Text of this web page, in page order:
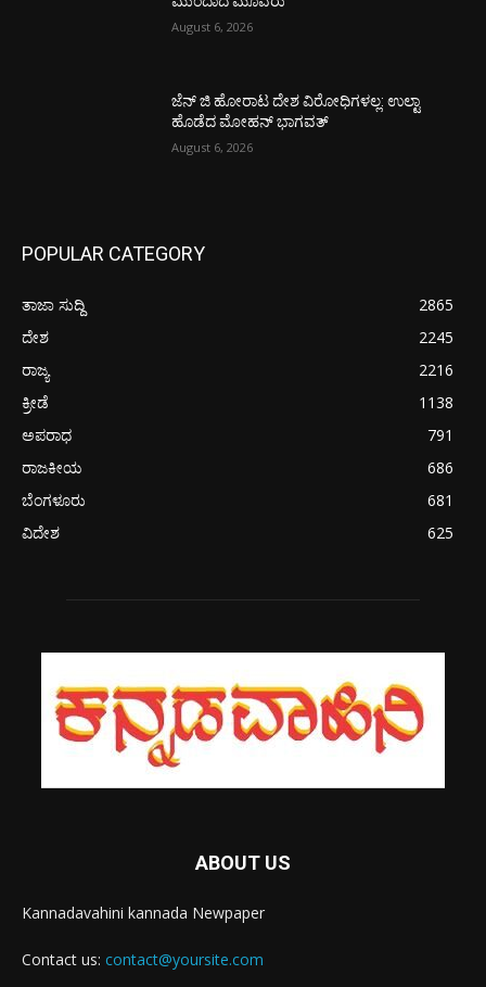
August 6, 2026
ಜೆನ್ ಜಿ ಹೋರಾಟ ದೇಶ ವಿರೋಧಿಗಳಲ್ಲ: ಉಲ್ಟಾ
ಹೊಡೆದ ಮೋಹನ್ ಭಾಗವತ್
August 6, 2026
POPULAR CATEGORY
ತಾಜಾ ಸುದ್ದಿ
2865
ದೇಶ
2245
ರಾಜ್ಯ
2216
ಕ್ರೀಡೆ
1138
ಅಪರಾಧ
791
ರಾಜಕೀಯ
686
ಬೆಂಗಳೂರು
681
ವಿದೇಶ
625
ABOUT US
Kannadavahini kannada Newpaper
Contact us: contact@yoursite.com